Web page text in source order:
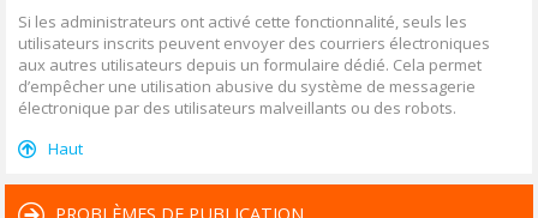
Si les administrateurs ont activé cette fonctionnalité, seuls les
utilisateurs inscrits peuvent envoyer des courriers électroniques
aux autres utilisateurs depuis un formulaire dédié. Cela permet
d’empêcher une utilisation abusive du système de messagerie
électronique par des utilisateurs malveillants ou des robots.
Haut
PROBLÈMES DE PUBLICATION